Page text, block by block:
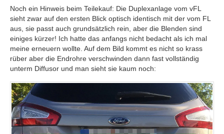
Noch ein Hinweis beim Teilekauf: Die Duplexanlage vom vFL
sieht zwar auf den ersten Blick optisch identisch mit der vom FL
aus, sie passt auch grundsätzlich rein, aber die Blenden sind
einiges kürzer! Ich hatte das anfangs nicht bedacht als ich mal
meine erneuern wollte. Auf dem Bild kommt es nicht so krass
rüber aber die Endrohre verschwinden dann fast vollständig
unterm Diffusor und man sieht sie kaum noch: